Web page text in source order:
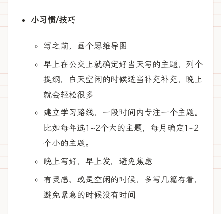
小习惯/技巧
写之前，画个思维导图
早上在公交上就确定好当天写的主题，列个
提纲，白天空闲的时候适当补充补充，晚上
就会轻松很多
建立学习路线，一段时间内专注一个主题。
比如每年选1~2个大的主题，每月确定1~2
个小的主题。
晚上写好，早上发，避免焦虑
有灵感、或是空闲的时候，多写几篇存着，
避免紧急的时候没有时间